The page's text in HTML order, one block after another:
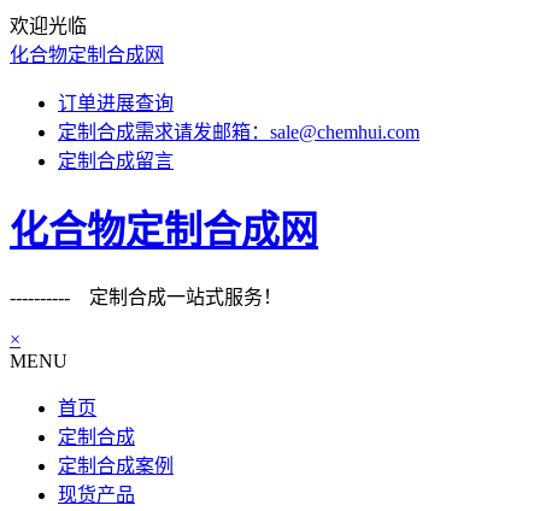
欢迎光临
化合物定制合成网
订单进展查询
定制合成需求请发邮箱：sale@chemhui.com
定制合成留言
化合物定制合成网
---------- 定制合成一站式服务！
×
MENU
首页
定制合成
定制合成案例
现货产品